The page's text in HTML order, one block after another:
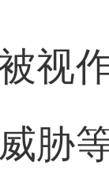
作
胁